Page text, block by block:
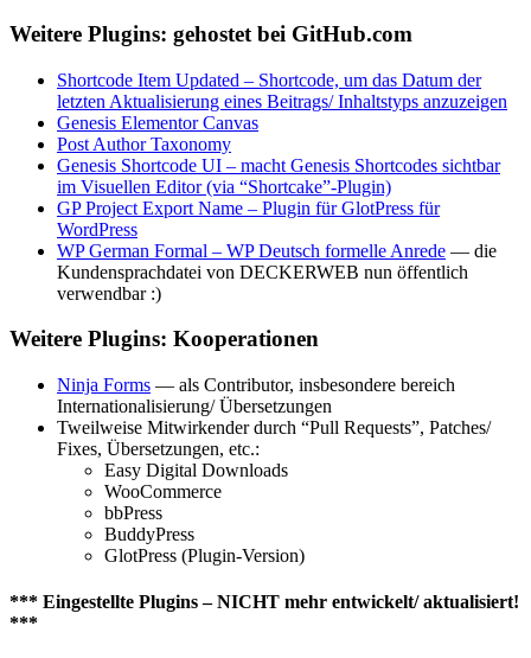
Weitere Plugins: gehostet bei GitHub.com
Shortcode Item Updated – Shortcode, um das Datum der
letzten Aktualisierung eines Beitrags/ Inhaltstyps anzuzeigen
Genesis Elementor Canvas
Post Author Taxonomy
Genesis Shortcode UI – macht Genesis Shortcodes sichtbar
im Visuellen Editor (via “Shortcake”-Plugin)
GP Project Export Name – Plugin für GlotPress für
WordPress
WP German Formal – WP Deutsch formelle Anrede — die
Kundensprachdatei von DECKERWEB nun öffentlich
verwendbar :)
Weitere Plugins: Kooperationen
Ninja Forms — als Contributor, insbesondere bereich
Internationalisierung/ Übersetzungen
Tweilweise Mitwirkender durch “Pull Requests”, Patches/
Fixes, Übersetzungen, etc.:
Easy Digital Downloads
WooCommerce
bbPress
BuddyPress
GlotPress (Plugin-Version)
*** Eingestellte Plugins – NICHT mehr entwickelt/ aktualisiert!
***